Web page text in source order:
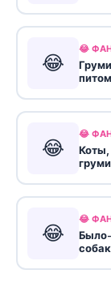
😂
😂
😂
😂
Коты,
😂
😂